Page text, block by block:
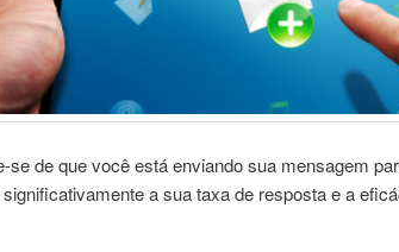
se de que você está enviando sua mensagem
a sua taxa de resposta e a